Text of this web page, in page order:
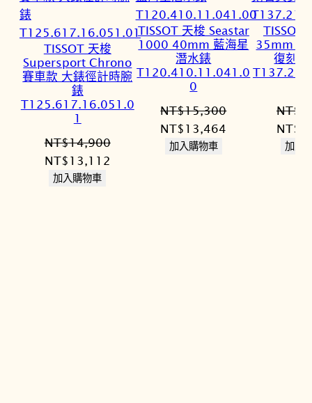
TISSOT 天梭
Supersport Chrono
賽車款 大錶徑計時腕
錶
T125.617.16.051.0
1
NT$14,900
原
始
NT$13,112
加入購物車
TISSOT 天梭 Seastar
1000 40mm 藍海星
潛水錶
T120.410.11.041.0
0
NT$15,300
原
始
NT$13,464
加入購物車
TISSOT
35mm 海
復刻
NT$
原
始
NT$
加入